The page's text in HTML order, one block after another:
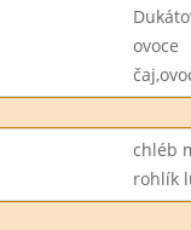
ovoce
chléb
rohlík